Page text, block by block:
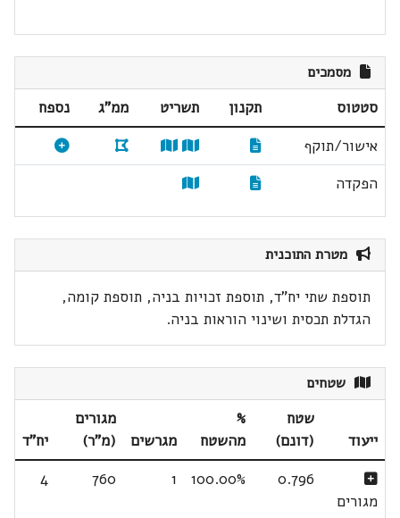
מסמכים
סטטוס תקנון תשריט ממ"ג
נספח
אישור/תוקף
הפקדה
מטרת התוכנית
תוספת שתי יח"ד, תוספת זכויות בניה, תוספת קומה,
הגדלת תכסית ושינוי הוראות בניה.
שטחים
ייעוד
שטח
(דונם)
%
מהשטח
מגרשים
מגורים
(מ"ר)
יח"ד
מגורים
0.796
100.00%
1
760
4